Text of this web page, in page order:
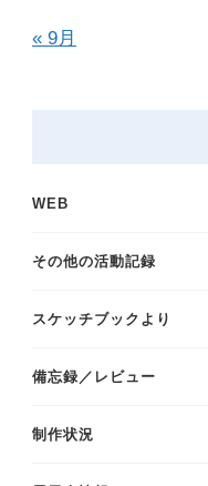
« 9月
WEB
その他の活動記録
スケッチブックより
備忘録／レビュー
制作状況